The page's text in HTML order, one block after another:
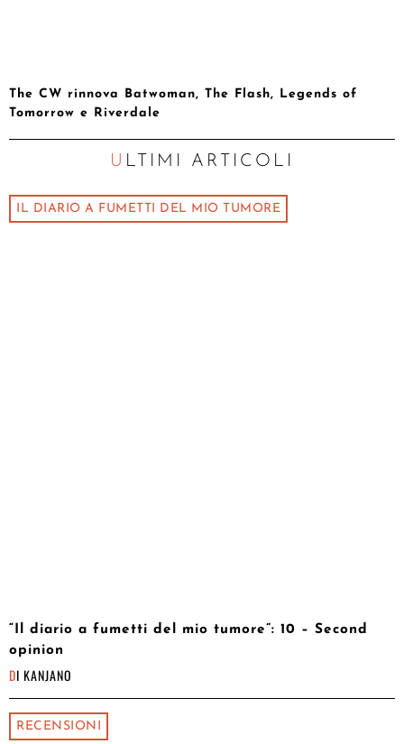
The CW rinnova Batwoman, The Flash, Legends of
Tomorrow e Riverdale
ULTIMI ARTICOLI
IL DIARIO A FUMETTI DEL MIO TUMORE
“Il diario a fumetti del mio tumore”: 10 – Second
opinion
DI KANJANO
RECENSIONI